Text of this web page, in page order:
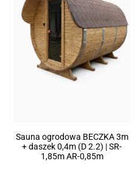
Sauna ogrodowa BECZKA 3m
+ daszek 0,4m (D 2.2) | SR-
1,85m AR-0,85m